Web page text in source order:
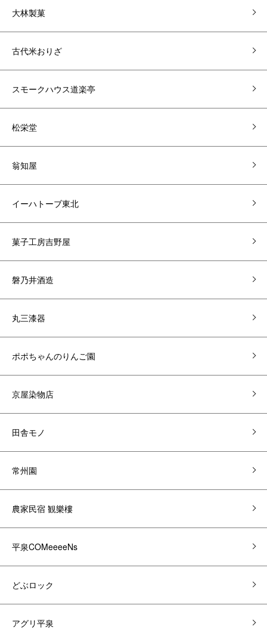
大林製菓
古代米おりざ
スモークハウス道楽亭
松栄堂
翁知屋
イーハトーブ東北
菓子工房吉野屋
磐乃井酒造
丸三漆器
ポポちゃんのりんご園
京屋染物店
田舎モノ
常州園
農家民宿 観樂樓
平泉COMeeeeNs
どぶロック
アグリ平泉